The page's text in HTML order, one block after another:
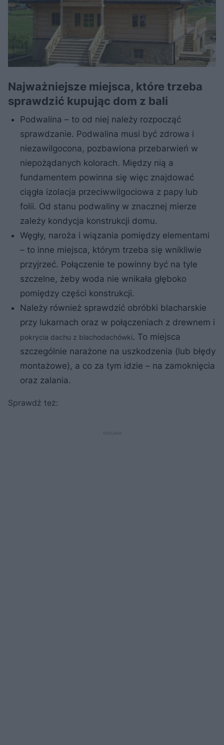
Najważniejsze miejsca, które trzeba
sprawdzić kupując dom z bali
Podwalina – to od niej należy rozpocząć
sprawdzanie. Podwalina musi być zdrowa i
niezawilgocona, pozbawiona przebarwień w
niepożądanych kolorach. Między nią a
fundamentem powinna się więc znajdować
ciągła izolacja przeciwwilgociowa z papy lub
folii. Od stanu podwaliny w znacznej mierze
zależy kondycja konstrukcji domu.
Węgły, naroża i wiązania pomiędzy elementami
– to inne miejsca, którym trzeba się wnikliwie
przyjrzeć. Połączenie te powinny być na tyle
szczelne, żeby woda nie wnikała głęboko
pomiędzy części konstrukcji.
Należy również sprawdzić obróbki blacharskie
przy lukarnach oraz w połączeniach z drewnem i
pokrycia dachu z blachodachówki. To miejsca
szczególnie narażone na uszkodzenia (lub błędy
montażowe), a co za tym idzie – na zamoknięcia
oraz zalania.
Sprawdź też: